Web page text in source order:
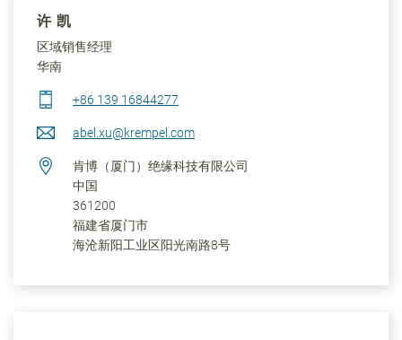
许 凯
区域销售经理
华南
+86 139 16844277
abel.xu@krempel.com
肯博（厦门）绝缘科技有限公司
中国
361200
福建省厦门市
海沧新阳工业区阳光南路8号